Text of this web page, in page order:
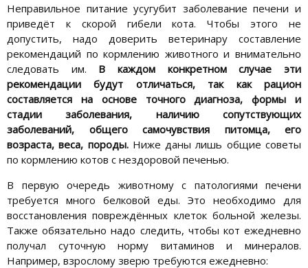
Неправильное питание усугубит заболевание печени и
приведёт к скорой гибели кота. Чтобы этого не
допустить, надо доверить ветеринару составление
рекомендаций по кормлению животного и внимательно
следовать им. В каждом конкретном случае эти
рекомендации будут отличаться, так как рацион
составляется на основе точного диагноза, формы и
стадии заболевания, наличию сопутствующих
заболеваний, общего самочувствия питомца, его
возраста, веса, породы.Ниже даны лишь общие советы
по кормлению котов с нездоровой печенью.
В первую очередь животному с патологиями печени
требуется много белковой еды. Это необходимо для
восстановления повреждённых клеток больной железы.
Также обязательно надо следить, чтобы кот ежедневно
получал суточную норму витаминов и минералов.
Например, взрослому зверю требуются ежедневно: